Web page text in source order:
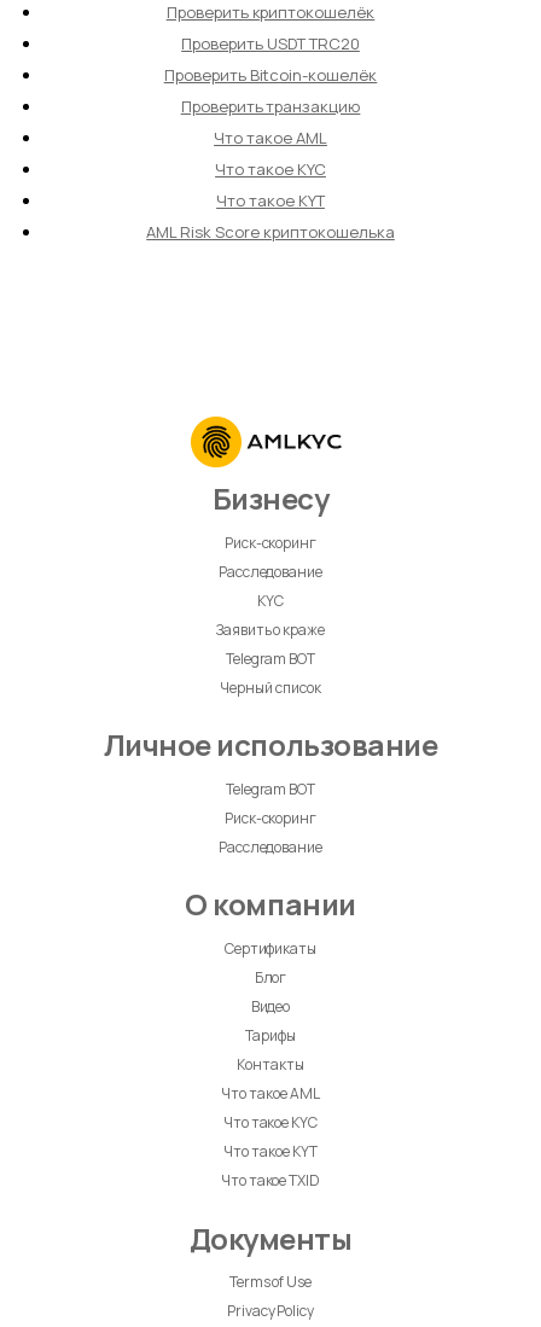
Проверить криптокошелёк
Проверить USDT TRC20
Проверить Bitcoin-кошелёк
Проверить транзакцию
Что такое AML
Что такое KYC
Что такое KYT
AML Risk Score криптокошелька
Бизнесу
Риск-скоринг
Расследование
KYC
Заявить о краже
Telegram BOT
Черный список
Личное использование
Telegram BOT
Риск-скоринг
Расследование
О компании
Сертификаты
Блог
Видео
Тарифы
Контакты
Что такое AML
Что такое KYC
Что такое KYT
Что такое TXID
Документы
Terms of Use
Privacy Policy